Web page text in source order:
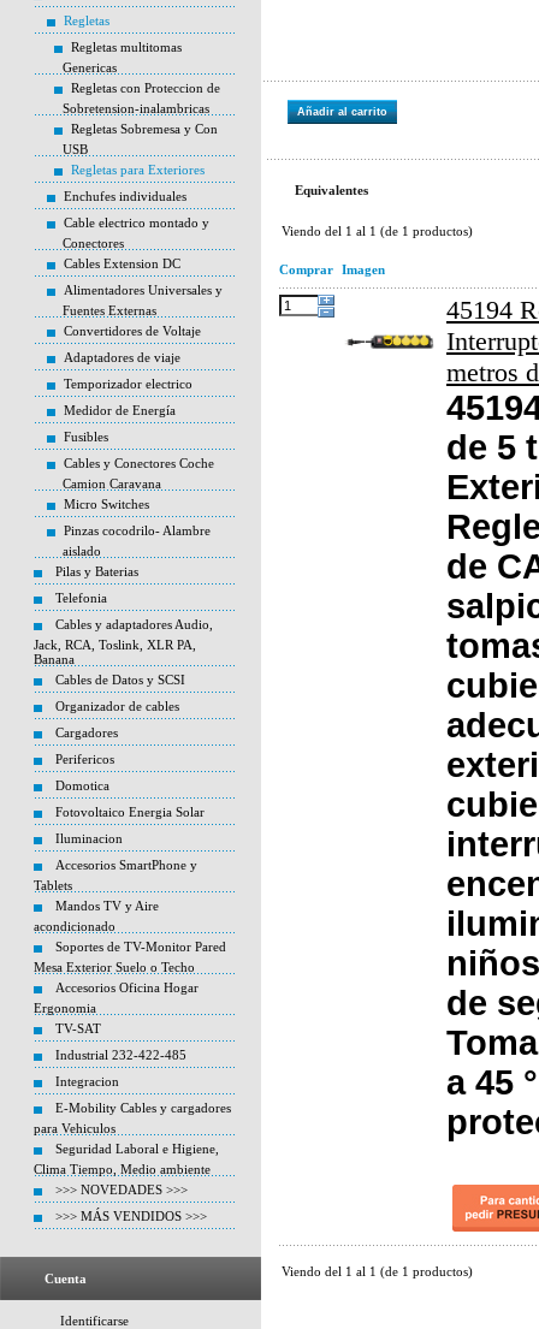
Regletas
Regletas multitomas
Genericas
Regletas con Proteccion de
Sobretension-inalambricas
Regletas Sobremesa y Con
USB
Regletas para Exteriores
Enchufes individuales
Cable electrico montado y
Conectores
Cables Extension DC
Alimentadores Universales y
Fuentes Externas
Convertidores de Voltaje
Adaptadores de viaje
Temporizador electrico
Medidor de Energía
Fusibles
Cables y Conectores Coche
Camion Caravana
Micro Switches
Pinzas cocodrilo- Alambre
aislado
Pilas y Baterias
Telefonia
Cables y adaptadores Audio,
Jack, RCA, Toslink, XLR PA,
Banana
Cables de Datos y SCSI
Organizador de cables
Cargadores
Perifericos
Domotica
Fotovoltaico Energia Solar
Iluminacion
Accesorios SmartPhone y
Tablets
Mandos TV y Aire
acondicionado
Soportes de TV-Monitor Pared
Mesa Exterior Suelo o Techo
Accesorios Oficina Hogar
Ergonomia
TV-SAT
Industrial 232-422-485
Integracion
E-Mobility Cables y cargadores
para Vehiculos
Seguridad Laboral e Higiene,
Clima Tiempo, Medio ambiente
>>> NOVEDADES >>>
>>> MÁS VENDIDOS >>>
Cuenta
Identificarse
Añadir al carrito
Equivalentes
Viendo del 1 al 1 (de 1 productos)
Comprar Imagen
45194
metros
de 5
de
de
a 45
Viendo del 1 al 1 (de 1 productos)